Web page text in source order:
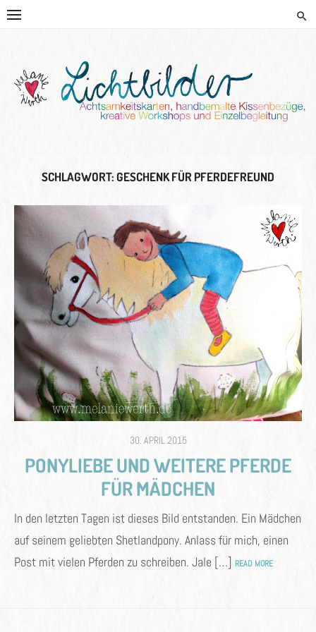
Skip
HANDGEMALTE KISSEN UND
KREATIVE BEGLEITUNG
SCHLAGWORT:GESCHENK FÜR PFERDEFREUND
POSTED
30. APRIL 2015
PONYLIEBE UND WEITERE PFERDE
FÜR MÄDCHEN
In den letzten Tagen ist dieses Bild entstanden. Ein Mädchen
auf seinem geliebten Shetlandpony. Anlass für mich, einen
Post mit vielen Pferden zu schreiben. Jale […] READ MORE